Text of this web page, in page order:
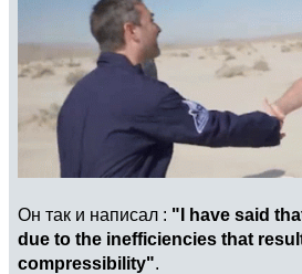
Он так и написал : "I have said
due to the inefficiencies that
compressibility".